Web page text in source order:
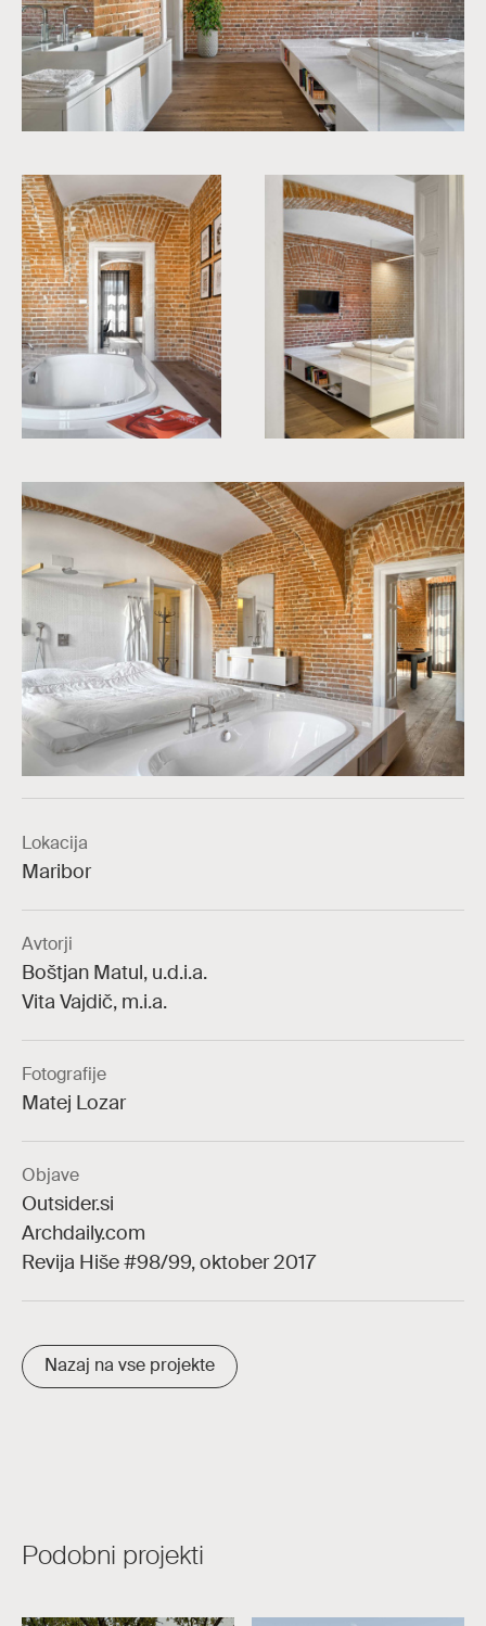
Lokacija
Maribor
Avtorji
Boštjan Matul, u.d.i.a.
Vita Vajdič, m.i.a.
Fotografije
Matej Lozar
Objave
Outsider.si
Archdaily.com
Revija Hiše #98/99, oktober 2017
Nazaj na vse projekte
Podobni projekti